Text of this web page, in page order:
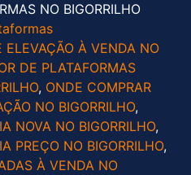
NO BIGORRILHO
ELEVAÇÃO À VENDA NO
DE PLATAFORMAS
, ONDE COMPRAR
NO BIGORRILHO,
NOVA NO BIGORRILHO,
PREÇO NO BIGORRILHO,
À VENDA NO